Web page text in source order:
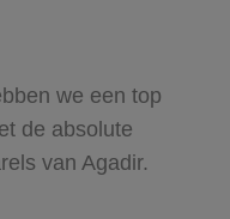
we een top
de absolute
van Agadir.